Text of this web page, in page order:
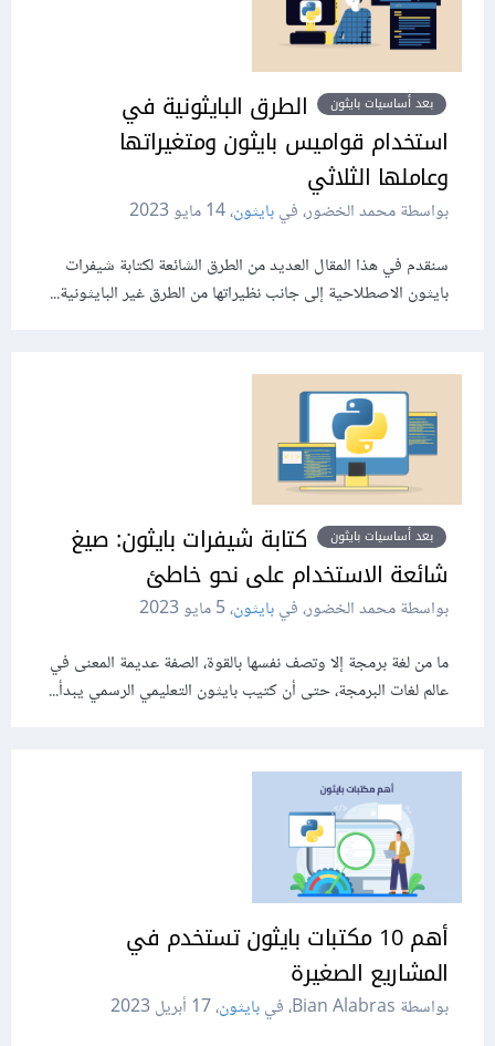
بعد أساسيات بايثون
الطرق البايثونية في
استخدام قواميس بايثون ومتغيراتها
وعاملها الثلاثي
بواسطة محمد الخضور، فيبايثون،14 مايو 2023
سنقدم في هذا المقال العديد من الطرق الشائعة لكتابة شيفرات
بايثون الاصطلاحية إلى جانب نظيراتها من الطرق غير البايثونية...
بعد أساسيات بايثون
كتابة شيفرات بايثون: صيغ
شائعة الاستخدام على نحو خاطئ
بواسطة محمد الخضور، فيبايثون،5 مايو 2023
ما من لغة برمجة إلا وتصف نفسها بالقوة، الصفة عديمة المعنى في
عالم لغات البرمجة، حتى أن كتيب بايثون التعليمي الرسمي يبدأ...
أهم 10 مكتبات بايثون تستخدم في
المشاريع الصغيرة
بواسطة Bian Alabras، في بايثون،17 أبريل 2023